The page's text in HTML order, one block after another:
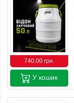
740.00 грн.
У кошик